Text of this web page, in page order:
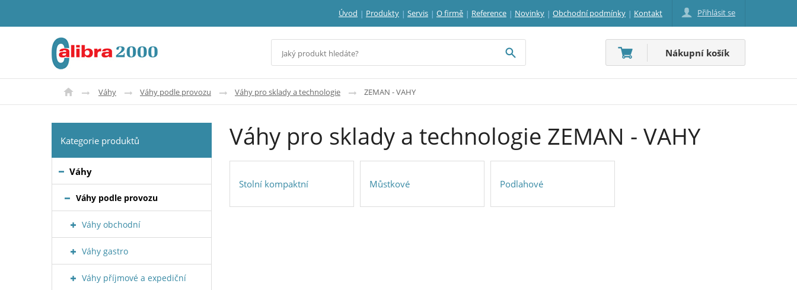
Úvod Produkty Servis O firmě Reference Novinky Obchodní podmínky Kontakt Přihlásit se
Nákupní košík
Váhy Váhy podle provozu Váhy pro sklady a technologie ZEMAN - VAHY
Váhy pro sklady a technologie ZEMAN - VAHY
Stolní kompaktní Můstkové Podlahové
Kategorie produktů
Váhy
Váhy podle provozu
Váhy obchodní
Váhy gastro
Váhy příjmové a expediční